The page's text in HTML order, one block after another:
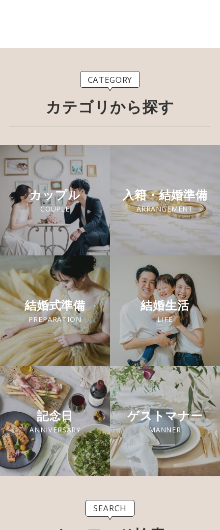
CATEGORY
カテゴリから探す
カップル
COUPLE
入籍・結婚準備
ARRANGEMENT
結婚式準備
PREPARATION
結婚生活
LIFE
記念日
ANNIVERSARY
ゲストマナー
MANNER
SEARCH